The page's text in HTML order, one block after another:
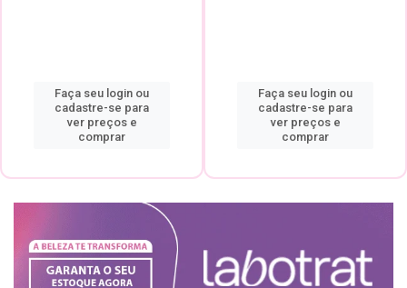
Faça seu login ou
cadastre-se para
ver preços e
comprar
Faça seu login ou
cadastre-se para
ver preços e
comprar